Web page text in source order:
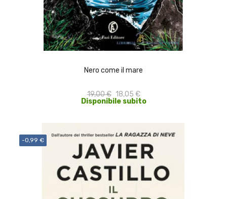
Nero come il mare
19,00 € 18,05 €
Disponibile subito
ACQUISTA
-0,99 €